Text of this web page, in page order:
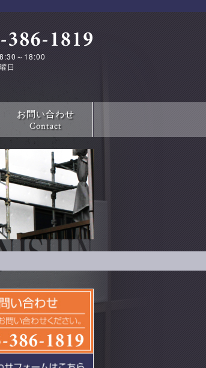
8:30～18:00
日
お問い合わせ
Contact